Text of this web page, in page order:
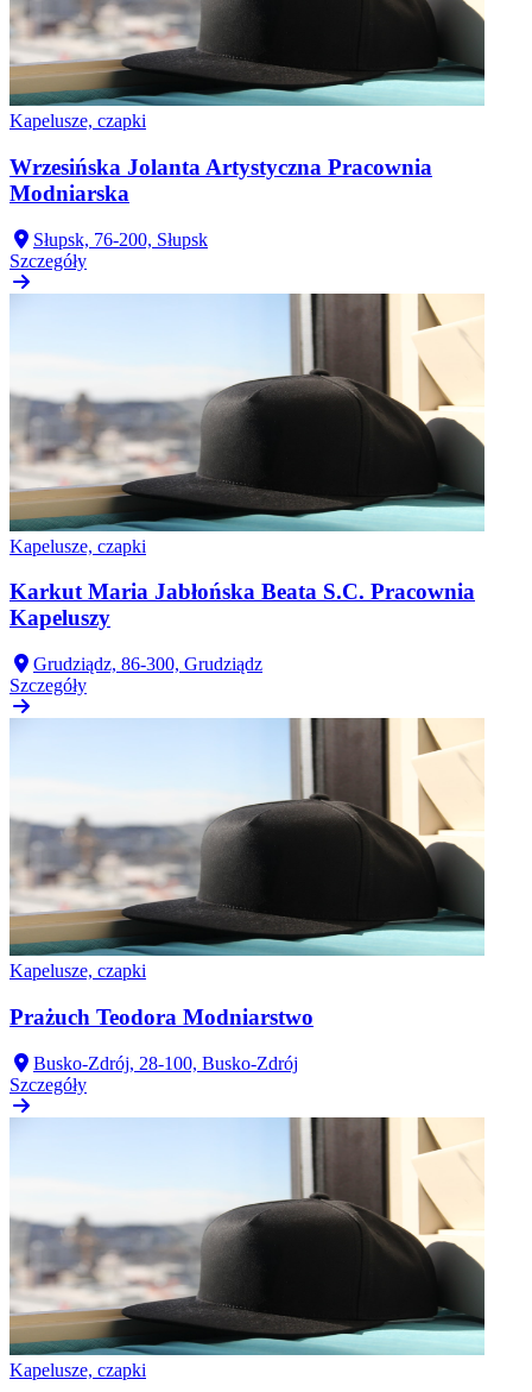
Kapelusze, czapki
Wrzesińska Jolanta Artystyczna Pracownia
Modniarska
Słupsk, 76-200, Słupsk
Szczegóły
Kapelusze, czapki
Karkut Maria Jabłońska Beata S.C. Pracownia
Kapeluszy
Grudziądz, 86-300, Grudziądz
Szczegóły
Kapelusze, czapki
Prażuch Teodora Modniarstwo
Busko-Zdrój, 28-100, Busko-Zdrój
Szczegóły
Kapelusze, czapki